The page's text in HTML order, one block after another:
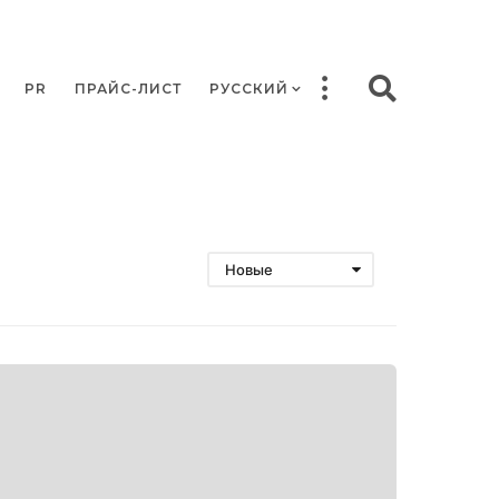
PR ПРАЙС-ЛИСТ РУССКИЙ
Новые